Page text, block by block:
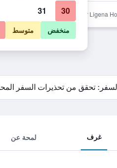
Provider for Ligena
السفر: تحقق من تحذيرات السفر
غرف لمحة عن
30
31
منخفض متوسط